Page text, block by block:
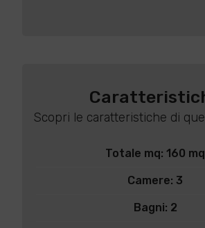
Scopri le caratteristiche di
Totale mq: 160 mq
Camere: 3
Bagni: 2